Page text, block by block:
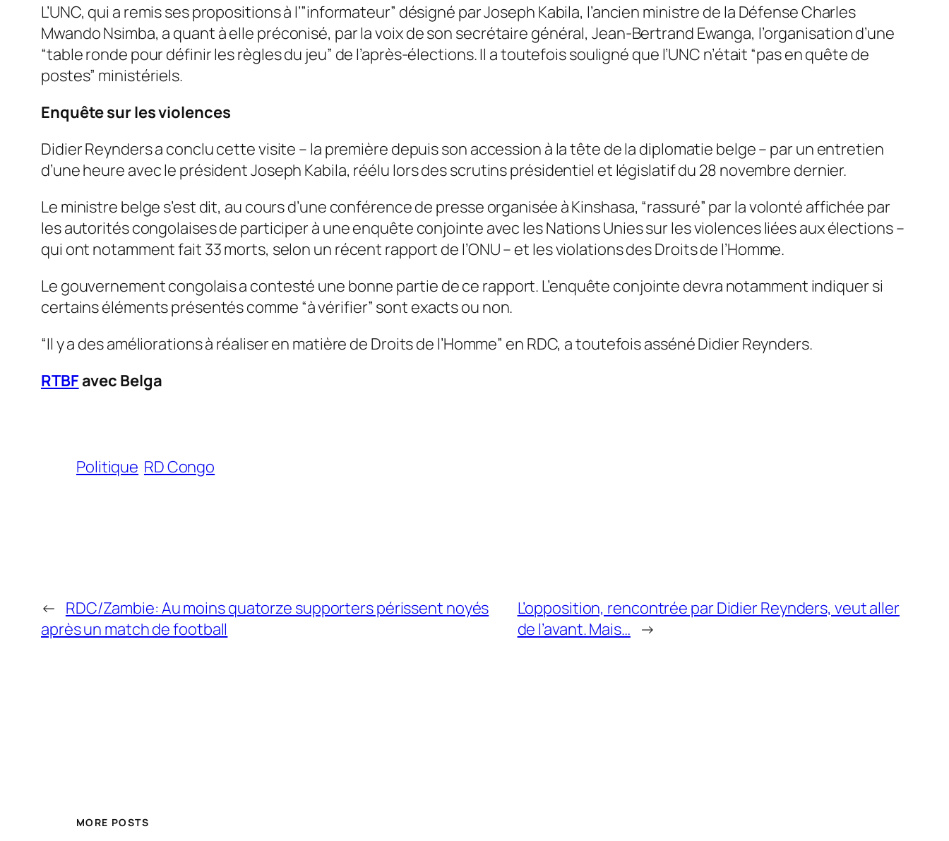
L’UNC, qui a remis ses propositions à l’”informateur” désigné par Joseph Kabila, l’ancien ministre de la Défense Charles
Mwando Nsimba, a quant à elle préconisé, par la voix de son secrétaire général, Jean-Bertrand Ewanga, l’organisation d’une
“table ronde pour définir les règles du jeu” de l’après-élections. Il a toutefois souligné que l’UNC n’était “pas en quête de
postes” ministériels.
Enquête sur les violences
Didier Reynders a conclu cette visite – la première depuis son accession à la tête de la diplomatie belge – par un entretien
d’une heure avec le président Joseph Kabila, réélu lors des scrutins présidentiel et législatif du 28 novembre dernier.
Le ministre belge s’est dit, au cours d’une conférence de presse organisée à Kinshasa, “rassuré” par la volonté affichée par
les autorités congolaises de participer à une enquête conjointe avec les Nations Unies sur les violences liées aux élections –
qui ont notamment fait 33 morts, selon un récent rapport de l’ONU – et les violations des Droits de l’Homme.
Le gouvernement congolais a contesté une bonne partie de ce rapport. L’enquête conjointe devra notamment indiquer si
certains éléments présentés comme “à vérifier” sont exacts ou non.
“Il y a des améliorations à réaliser en matière de Droits de l’Homme” en RDC, a toutefois asséné Didier Reynders.
RTBFavec Belga
Politique RD Congo
← RDC/Zambie: Au moins quatorze supporters périssent noyés
après un match de football
L’opposition, rencontrée par Didier Reynders, veut aller
de l’avant. Mais… →
MORE POSTS